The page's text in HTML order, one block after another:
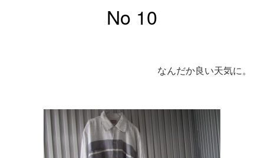
No 10
なんだか良い天気に。